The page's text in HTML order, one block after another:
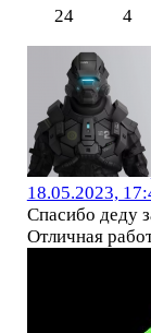
24
4
18.05.2023,
Спасибо деду
Отличная